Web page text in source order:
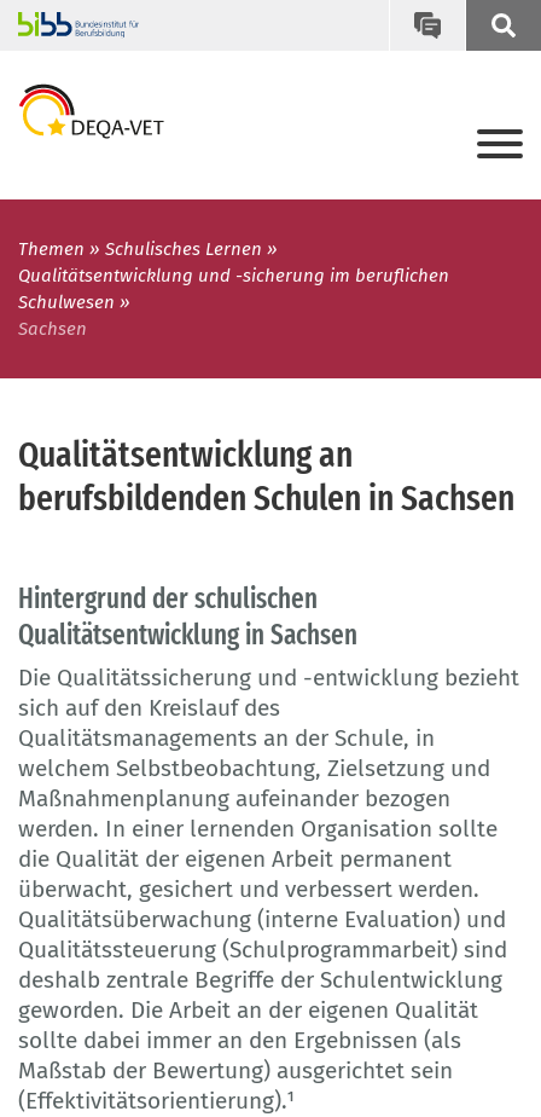
Themen
Schulisches Lernen
Qualitätsentwicklung und -sicherung im beruflichen
Schulwesen
Sachsen
Qualitätsentwicklung an
berufsbildenden Schulen in Sachsen
Hintergrund der schulischen
Qualitätsentwicklung in Sachsen
Die Qualitätssicherung und -entwicklung bezieht
sich auf den Kreislauf des
Qualitätsmanagements an der Schule, in
welchem Selbstbeobachtung, Zielsetzung und
Maßnahmenplanung aufeinander bezogen
werden. In einer lernenden Organisation sollte
die Qualität der eigenen Arbeit permanent
überwacht, gesichert und verbessert werden.
Qualitätsüberwachung (interne Evaluation) und
Qualitätssteuerung (Schulprogrammarbeit) sind
deshalb zentrale Begriffe der Schulentwicklung
geworden. Die Arbeit an der eigenen Qualität
sollte dabei immer an den Ergebnissen (als
Maßstab der Bewertung) ausgerichtet sein
(Effektivitätsorientierung).¹